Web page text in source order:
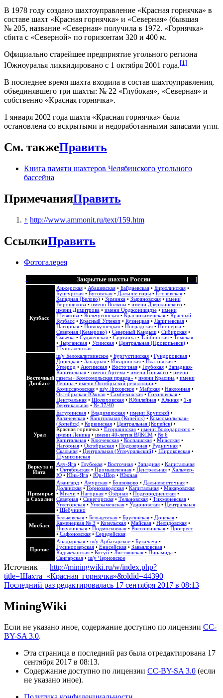
В 1978 году создано шахтоуправление «Красная горнячка» в
составе шахт «Красная горнячка» и «Северная» (бывшая
№ 205, название «Северная» получила в 1972. «Горнячка»
сбита с «Северной» по горизонтам 320 и 400 м.
Официально старейшее предприятие угольного региона
Южноуралья ликвидировано с 1 октября 2001 года.[1]
В последнее время шахта входила в состав шахтоуправления,
объединявшего три шахты: № 22 «Глубокая», «Северная» и
собственно «Красная горнячка».
1 января 2002 года шахта «Красная горнячка» была
остановлена со вскрытыми и недоработанными запасами угля.
См. такжеПравить
Книга памяти шахтеров Челябинского угольного
бассейна
ПримечанияПравить
↑ http://www.ammonit.ru/text/159.htm
СсылкиПравить
Фотогалерея
[+ ]
Закрытые шахты России
Кузбасс
Анжерская• Абашевская• Байдаевская• Бирюлинская•
Бунгурская• Бутовская• Дальние горы• Егозовская•
Западная (Белово)• Зиминка• Зыряновская• имени
Ворошилова• имени Волкова• имени Дзержинского •
имени Димитрова• имени Орджоникидзе• имени
Шевякова• Кольчугинская• Краснокаменская• Красный
Кузбасс• Красный Углекоп• Кузнецкая• Лапичевская•
Нагорная• Новокузнецкая• Ноградская• Пионерка•
Северная (Кемерово)• Северный Кандыш• Сибирская•
Смычка• Судженская• Суртаиха• Тайбинская• Томская
• Тырганская• Усинская• Центральная (Прокопьевск)•
Шушталепская
Восточный
Донбасс
ш/у Белокалитвинское• Бургустинская• Гундоровская•
Донецкая• Западная• Изваринская• Платовская•
Углерод • Аютинская• Восточная• Глубокая• Западная-
Капитальная• имени Артема• имени Горького • имени
газеты «Комсомольская правда» • имени Красина• имени
Ленина • имени Октябрьской революции•
Комиссаровская• ш/у Лиховское• Майская• Наклонная•
Октябрьская-Южная• Самбековская• Соколовская•
Центральная• Шолоховская• Юбилейная• Южная• 1-я
Вертикальная• № 37/40
Урал
Батуринская• Владимирская• имени Крупской•
Калачёвская• Капитальная (Копейск)• Комсомольская»
(Копейск)• Коркинская• Центральная (Копейск)•
Красная горнячка• Егоршинская• имени Володарского •
имени Ленина• имени 40-летия ВЛКСМ• № 6
Капитальная• Ключевская• Коспашская• Миасская•
Нагорная• Октябрьская• Подозерная• Рудничная•
Скальная• Центральная (Углеуральский)• Широковская•
Шумихинская
Воркута и
Инта
Аяч-Яга• Глубокая• Восточная• Западная• Капитальная
• Октябрьская• Промышленная• Центральная• Хальмер-
Ю• Юнь-Яга• Юр-Шор • Южная
Приморье
и Сахалин
Авангард • Амурская• Бошняково • Дальневосточная•
Долинская• Горнозаводская• Капитальная• Макаровская
• Мгачи• Нагорная• Озёрная• Подгородненская•
Северная• Синегорская• Тельновская• Тихменевская•
Углегорская• Углекаменская• Ударновская• Центральная
• Шебунино
Мосбасс
Бельковская• Бельцевская• Брусянская• Донская•
Каменецкая № 3 • Козельская• Майская• Нелидовская•
Никулинская• Подмосковная• Россошинская• Прогресс
• Сафоновская• Середейская
Прочие
Анадырская• ш/у Арбагарское• Букачача•
Гусиноозерская• Енисейская• Завьяловская•
Кадыкчанская• Котуй• Листвянская• Пирамида•
Сангарская• ш/у Черновское
Источник — http://miningwiki.ru/w/index.php?
title=Шахта_«Красная_горнячка»&oldid=44390
Последний раз редактировалась 17 сентября 2017 в 08:13
MiningWiki
Если не указано иное, содержание доступно по лицензии CC-
BY-SA 3.0.
Эта страница в последний раз была отредактирована 17
сентября 2017 в 08:13.
Содержание доступно по лицензии CC-BY-SA 3.0 (если
не указано иное).